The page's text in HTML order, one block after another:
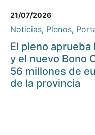
21/07/2026
Noticias, Plenos,
El pleno aprueba
y el nuevo Bono
56 millones de
de la provincia